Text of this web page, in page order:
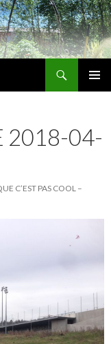
2018-04-
C’EST PAS COOL –